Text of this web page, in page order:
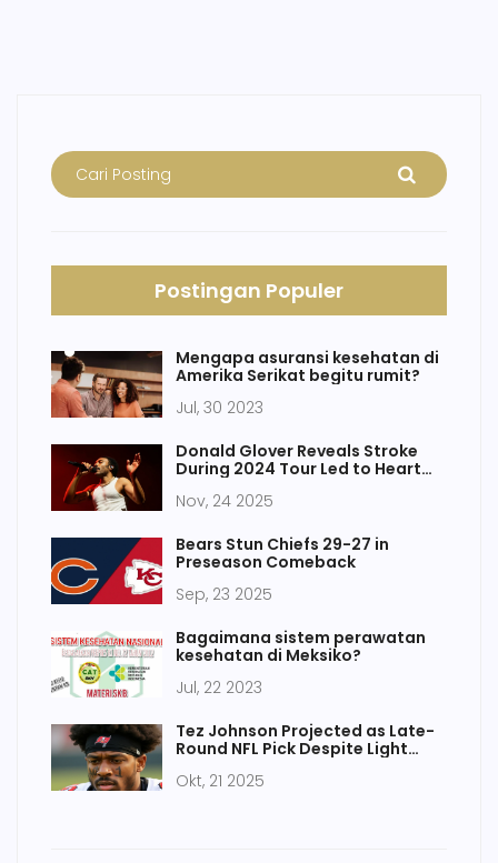
Postingan Populer
Mengapa asuransi kesehatan di
Amerika Serikat begitu rumit?
Jul, 30 2023
Donald Glover Reveals Stroke
During 2024 Tour Led to Heart
Nov, 24 2025
Bears Stun Chiefs 29-27 in
Preseason Comeback
Sep, 23 2025
Bagaimana sistem perawatan
kesehatan di Meksiko?
Jul, 22 2023
Tez Johnson Projected as Late-
Round NFL Pick Despite Light
Okt, 21 2025